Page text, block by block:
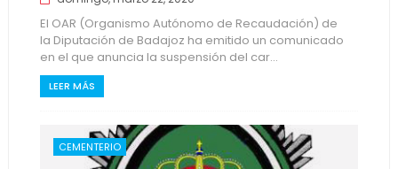
El OAR (Organismo Autónomo de Recaudación) de
la Diputación de Badajoz ha emitido un comunicado
en el que anuncia la suspensión del car...
LEER MÁS
CEMENTERIO